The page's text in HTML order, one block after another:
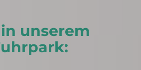
unserem